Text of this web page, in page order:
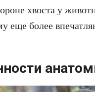
хвоста у
еще более